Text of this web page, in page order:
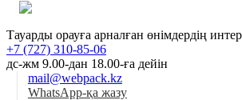
Тауарды орауға арналған өнімдердің
+7 (727) 310-85-06
дс-жм 9.00-дан 18.00-ға дейін
mail@webpack.kz
WhatsApp-қа жазу